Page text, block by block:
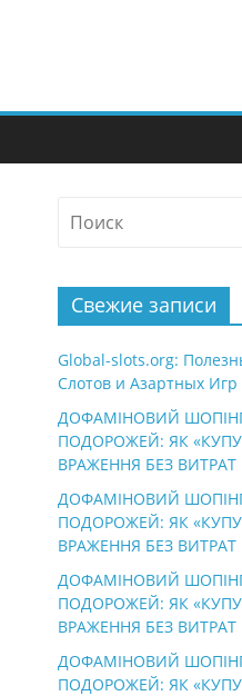
Свежие записи
Global-slots.org:
Слотов и Азартных Игр
ДОФАМІНОВИЙ
ПОДОРОЖЕЙ: ЯК
ВРАЖЕННЯ БЕЗ ВИТРАТ
ДОФАМІНОВИЙ
ПОДОРОЖЕЙ: ЯК
ВРАЖЕННЯ БЕЗ ВИТРАТ
ДОФАМІНОВИЙ
ПОДОРОЖЕЙ: ЯК
ВРАЖЕННЯ БЕЗ ВИТРАТ
ДОФАМІНОВИЙ
ПОДОРОЖЕЙ: ЯК